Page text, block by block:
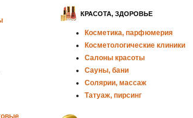
КРАСОТА, ЗДОРОВЬЕ
Косметика, парфюмерия
Косметологические клиники
Салоны красоты
Сауны, бани
Солярии, массаж
Татуаж, пирсинг